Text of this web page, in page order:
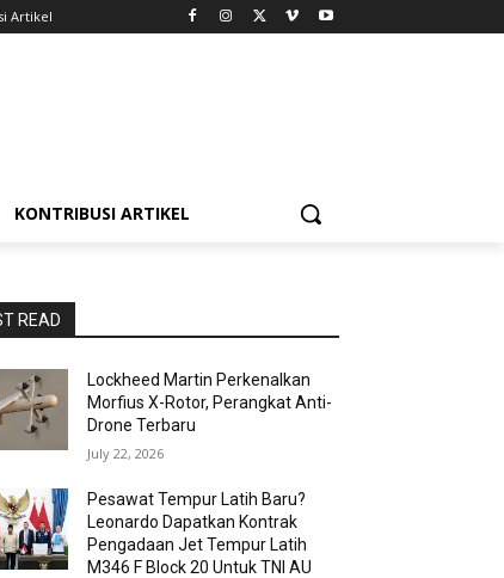
Artikel
KONTRIBUSI ARTIKEL
READ
Lockheed Martin Perkenalkan
Morfius X-Rotor, Perangkat Anti-
Drone Terbaru
July 22, 2026
Pesawat Tempur Latih Baru?
Leonardo Dapatkan Kontrak
Pengadaan Jet Tempur Latih
M346 F Block 20 Untuk TNI AU